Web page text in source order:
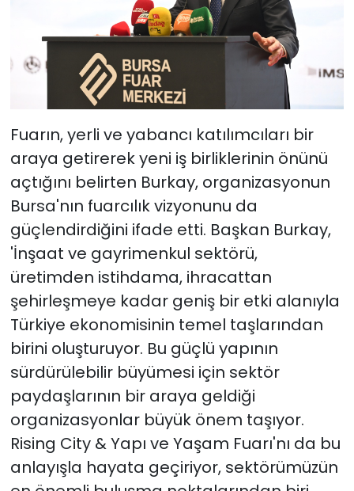
Fuarın, yerli ve yabancı katılımcıları bir
araya getirerek yeni iş birliklerinin önünü
açtığını belirten Burkay, organizasyonun
Bursa'nın fuarcılık vizyonunu da
güçlendirdiğini ifade etti. Başkan Burkay,
'İnşaat ve gayrimenkul sektörü,
üretimden istihdama, ihracattan
şehirleşmeye kadar geniş bir etki alanıyla
Türkiye ekonomisinin temel taşlarından
birini oluşturuyor. Bu güçlü yapının
sürdürülebilir büyümesi için sektör
paydaşlarının bir araya geldiği
organizasyonlar büyük önem taşıyor.
Rising City & Yapı ve Yaşam Fuarı'nı da bu
anlayışla hayata geçiriyor, sektörümüzün